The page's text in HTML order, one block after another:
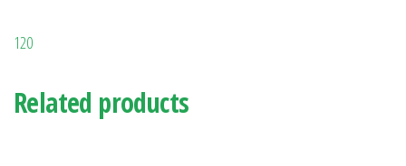
120
Related products